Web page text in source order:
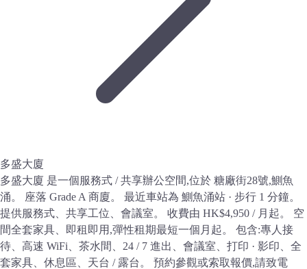
多盛大廈
多盛大廈 是一個服務式 / 共享辦公空間,位於 糖廠街28號,鰂魚
涌。 座落 Grade A 商廈。 最近車站為 鰂魚涌站 · 步行 1 分鐘。
提供服務式、共享工位、會議室。 收費由 HK$4,950 / 月起。 空
間全套家具、即租即用,彈性租期最短一個月起。 包含:專人接
待、高速 WiFi、茶水間、24 / 7 進出、會議室、打印 · 影印、全
套家具、休息區、天台 / 露台。 預約參觀或索取報價,請致電